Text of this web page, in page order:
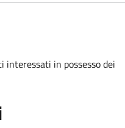
in possesso dei